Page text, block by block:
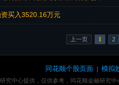
买入3520.16万元
上一页 1 2
同花顺个股页面 | 模拟
究中心提供，仅供参考，同花顺金融研究